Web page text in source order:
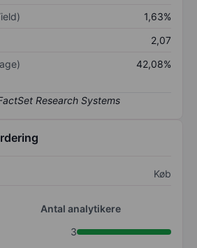
1,63%
2,07
42,08%
Køb
Antal analytikere
3